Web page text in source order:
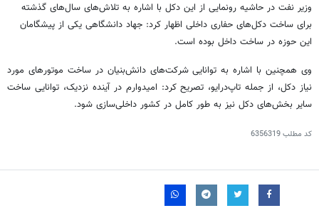
وزیر نفت در حاشیه رونمایی از این دکل با اشاره به تلاش‌های سال‌های گذشته
برای ساخت دکل‌های حفاری داخلی اظهار کرد: جهاد دانشگاهی یکی از پیشگامان
این حوزه در ساخت داخل بوده است.
وی همچنین با اشاره به توانایی شرکت‌های دانش‌بنیان در ساخت موتورهای مورد
نیاز دکل، از جمله تاپ‌درایو، تصریح کرد: امیدوارم در آینده نزدیک، توانایی ساخت
سایر بخش‌های دکل نیز به طور کامل در کشور داخلی‌سازی شود.
کد مطلب6356319